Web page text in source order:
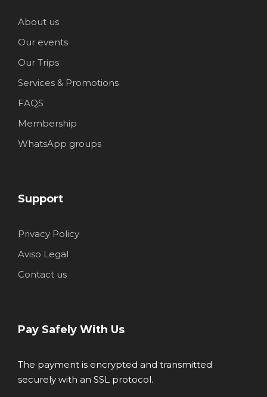
About us
Our events
Our Trips
Services & Promotions
FAQS
Membership
WhatsApp groups
Support
Privacy Policy
Aviso Legal
Contact us
Pay Safely With Us
The payment is encrypted and transmitted
securely with an SSL protocol.